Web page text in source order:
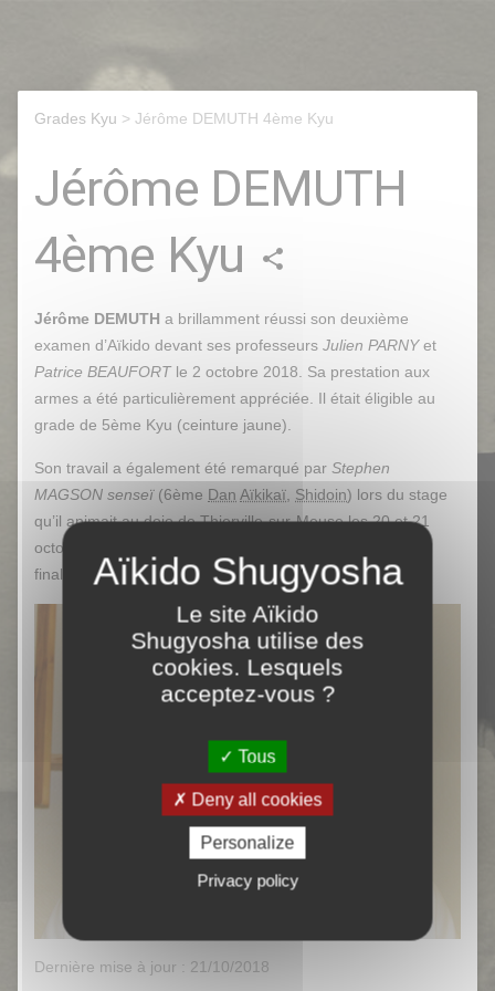
Grades Kyu > Jérôme DEMUTH 4ème Kyu
Jérôme DEMUTH
4ème Kyu
share
Jérôme DEMUTH a brillamment réussi son deuxième
examen d’Aïkido devant ses professeurs Julien PARNYet
Patrice BEAUFORTle 2 octobre 2018. Sa prestation aux
armes a été particulièrement appréciée. Il était éligible au
grade de 5ème Kyu (ceinture jaune).
Son travail a également été remarqué par Stephen
MAGSON senseï(6ème Dan Aïkikaï Shidoin) lors du stage
qu’il animait au dojo de Thierville-sur-Meuse les 20 et 21
octobre 2018, le grade
finalement été décerné par celui-ci.
Dernière mise à jour : 21/10/2018
Le site Aïkido
Shugyosha utilise des
cookies. Lesquels
acceptez-vous ?
Tous
Deny all cookies
Personalize
Privacy policy